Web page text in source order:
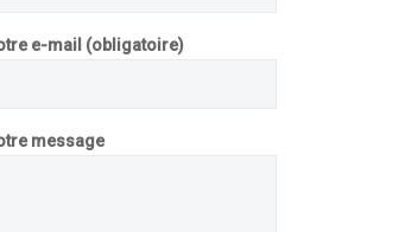
e-mail (obligatoire)
message